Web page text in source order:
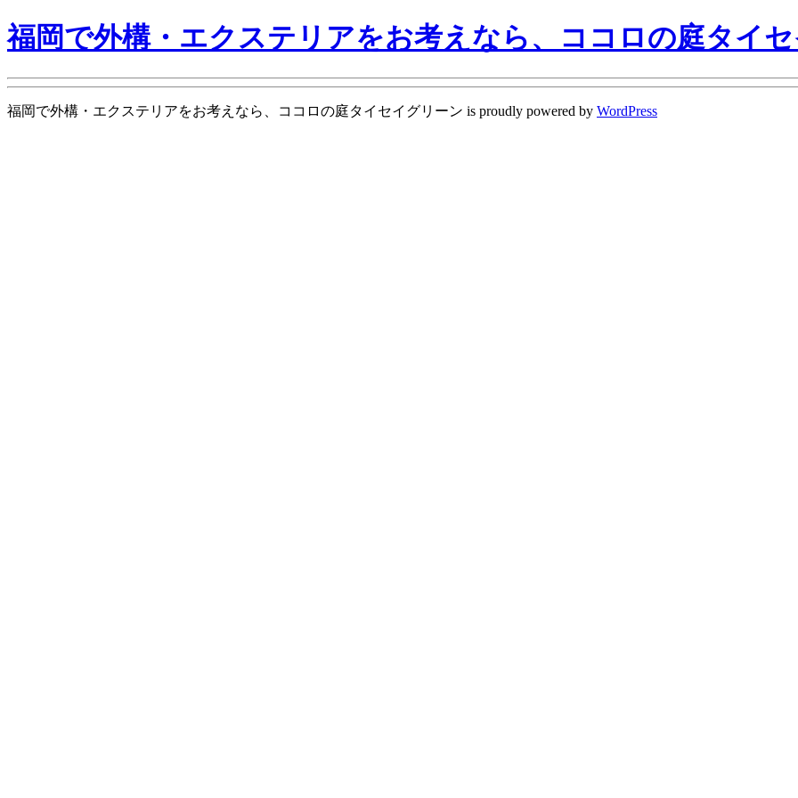
福岡で外構・エクステリアをお考えなら、ココロの庭タイ
福岡で外構・エクステリアをお考えなら、ココロの庭タイセイグリーン is proudly powered by WordPress